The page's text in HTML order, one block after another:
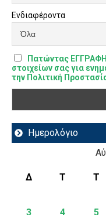
Ενδιαφέροντα
Πατώντας
στοιχείων σας για
την Πολιτική
Ημερολόγιο
Δ Τ Τ
3
4 5